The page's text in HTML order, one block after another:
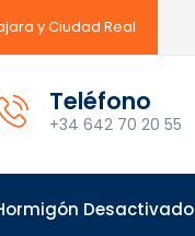
y Ciudad Real
Teléfono
+34 642 70 20 55
Desactivado